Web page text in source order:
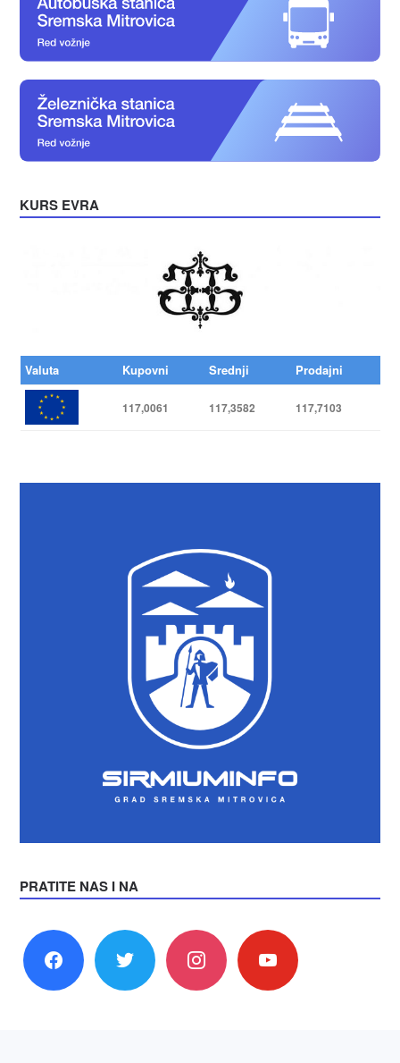
KURS EVRA
Valuta Kupovni Srednji Prodajni
117,0061 117,3582 117,7103
PRATITE NAS I NA
facebook twitter instagram youtube